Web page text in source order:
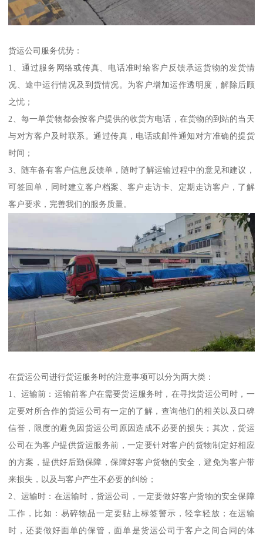
货运公司服务优势：
1、通过服务网络或传真、电话准时给客户反馈承运货物的发货情
况、途中运行情况及到货情况。为客户增加运作透明度，解除后顾
之忧；
2、每一单货物都会按客户提供的收货方电话，在货物的到站的当天
与对方客户及时联系。通过传真，电话或邮件通知对方准确的提货
时间；
3、随车备有客户信息反馈单，随时了解运输过程中的意见和建议，
可签回单，同时建立客户档案、客户走访卡、定期走访客户，了解
客户要求，完善我们的服务质量。
在货运公司进行货运服务时的注意事项可以分为两大类：
1、运输前：运输前客户在需要货运服务时，在寻找货运公司时，一
定要对所合作的货运公司有一定的了解，查询他们的相关以及口碑
信誉，限度的避免因货运公司原因造成不必要的损失；其次，货运
公司在为客户提供货运服务前，一定要针对客户的货物制定好相应
的方案，提供好后勤保障，保障好客户货物的安全，避免为客户带
来损失，以及与客户产生不必要的纠纷；
2、运输时：在运输时，货运公司，一定要做好客户货物的安全保障
工作，比如：易碎物品一定要贴上标签警示，轻拿轻放；在运输
时，还要做好面单的保管，面单是货运公司于客户之间合同的体